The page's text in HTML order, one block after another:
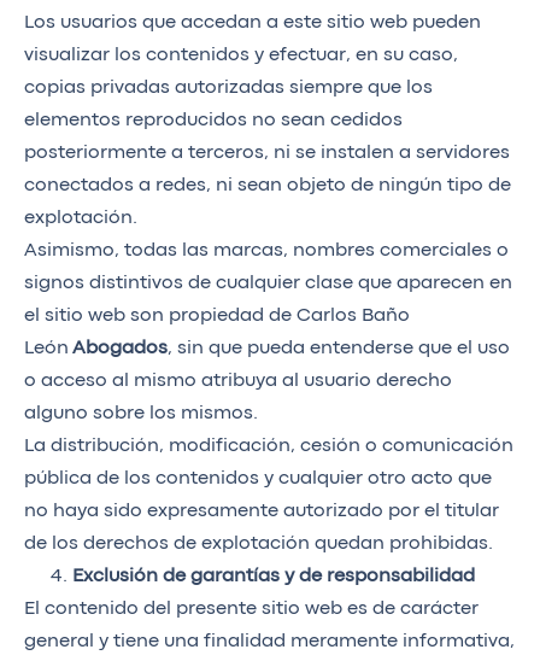
Los usuarios que accedan a este sitio web pueden
visualizar los contenidos y efectuar, en su caso,
copias privadas autorizadas siempre que los
elementos reproducidos no sean cedidos
posteriormente a terceros, ni se instalen a servidores
conectados a redes, ni sean objeto de ningún tipo de
explotación.
Asimismo, todas las marcas, nombres comerciales o
signos distintivos de cualquier clase que aparecen en
el sitio web son propiedad de Carlos Baño
León Abogados, sin que pueda entenderse que el uso
o acceso al mismo atribuya al usuario derecho
alguno sobre los mismos.
La distribución, modificación, cesión o comunicación
pública de los contenidos y cualquier otro acto que
no haya sido expresamente autorizado por el titular
de los derechos de explotación quedan prohibidas.
Exclusión de garantías y de responsabilidad
El contenido del presente sitio web es de carácter
general y tiene una finalidad meramente informativa,